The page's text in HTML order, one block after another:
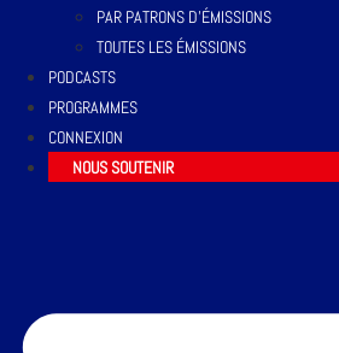
PAR PATRONS D’ÉMISSIONS
TOUTES LES ÉMISSIONS
PODCASTS
PROGRAMMES
CONNEXION
NOUS SOUTENIR